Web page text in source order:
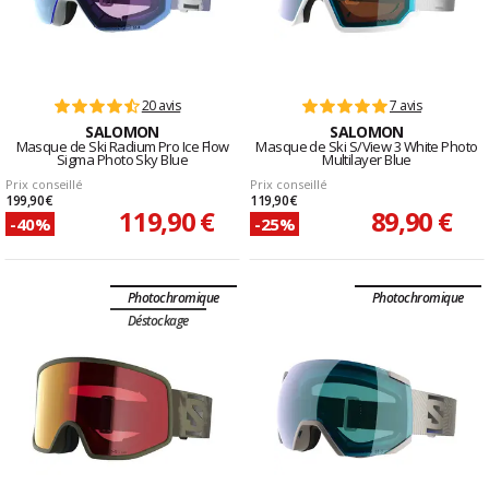
20 avis
SALOMON
Masque de Ski Radium Pro Ice Flow
Sigma Photo Sky Blue
Prix conseillé
199,90 €
-40% 119,90 €
7 avis
SALOMON
Masque de Ski S/View 3 White Photo
Multilayer Blue
Prix conseillé
119,90 €
-25% 89,90 €
Photochromique
Déstockage
Photochromique